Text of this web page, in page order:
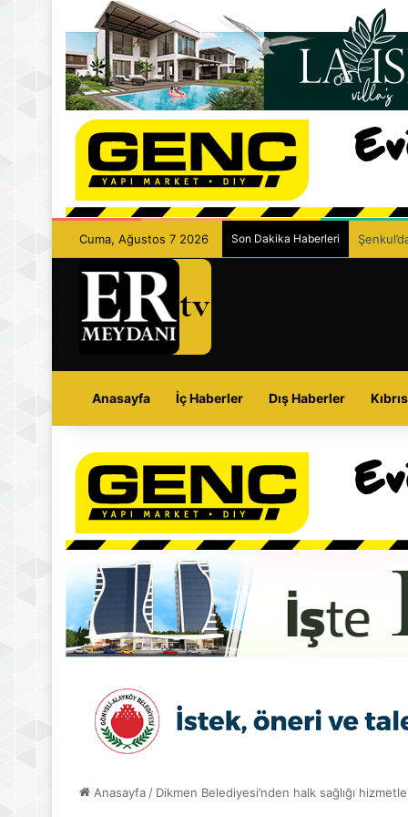
Cuma, Ağustos 7 2026 Son Dakika Haberleri
Anasayfa İç Haberler Dış Haberler Kıbrıs
Anasayfa / Dikmen Belediyesi’nden halk sağlığı